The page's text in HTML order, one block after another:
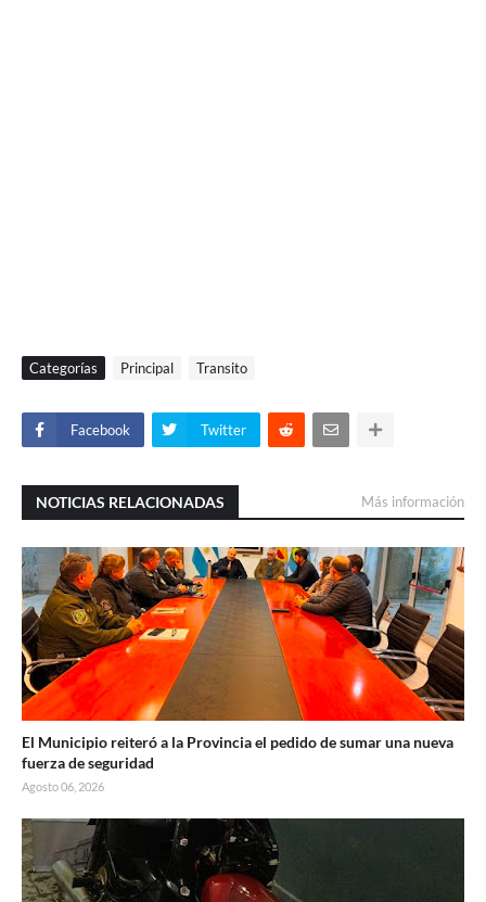
Categorías Principal Transito
Facebook Twitter
NOTICIAS RELACIONADAS Más información
El Municipio reiteró a la Provincia el pedido de sumar una nueva
fuerza de seguridad
Agosto 06, 2026